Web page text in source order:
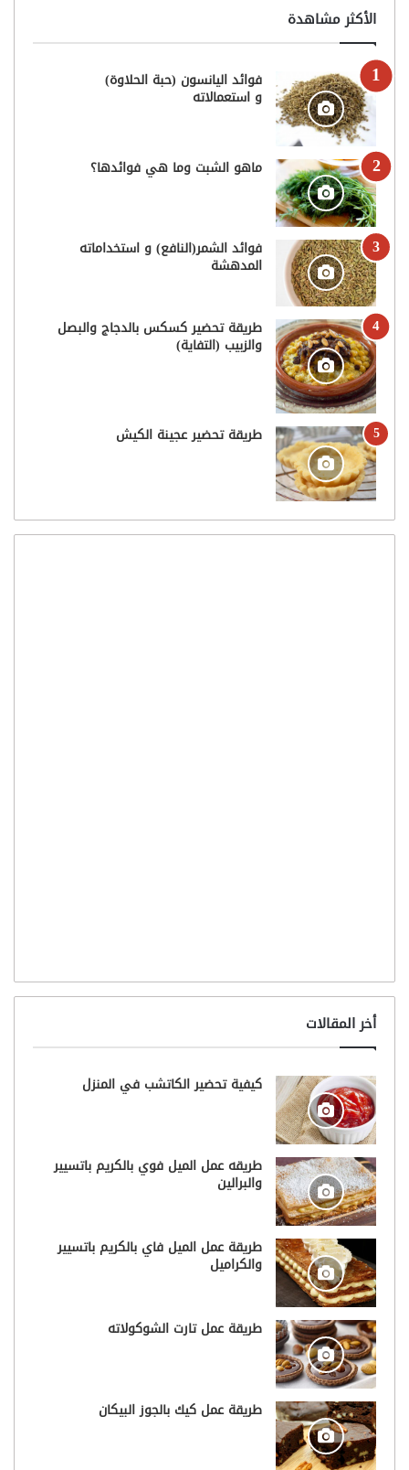
الأكثر مشاهدة
فوائد اليانسون (حبة الحلاوة)
و استعمالاته
ماهو الشبت وما هي فوائدها؟
فوائد الشمر(النافع) و استخداماته
المدهشة
طريقة تحضير كسكس بالدجاج والبصل
والزبيب (التفاية)
طريقة تحضير عجينة الكيش
أخر المقالات
كيفية تحضير الكاتشب في المنزل
طريقه عمل الميل فوي بالكريم باتسيير
والبرالين
طريقة عمل الميل فاي بالكريم باتسيير
والكراميل
طريقة عمل تارت الشوكولاته
طريقة عمل كيك بالجوز البيكان